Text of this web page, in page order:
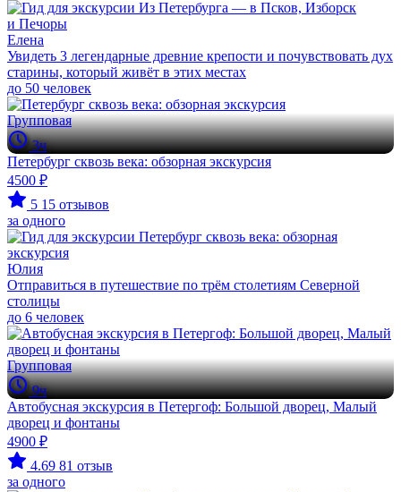
Елена
Увидеть 3 легендарные древние крепости и почувствовать дух
старины, который живёт в этих местах
до 50 человек
Групповая
3ч
Петербург сквозь века: обзорная экскурсия
4500 ₽
5 15 отзывов
за одного
Юлия
Отправиться в путешествие по трём столетиям Северной
столицы
до 6 человек
Групповая
9ч
Автобусная экскурсия в Петергоф: Большой дворец, Малый
дворец и фонтаны
4900 ₽
4.69 81 отзыв
за одного